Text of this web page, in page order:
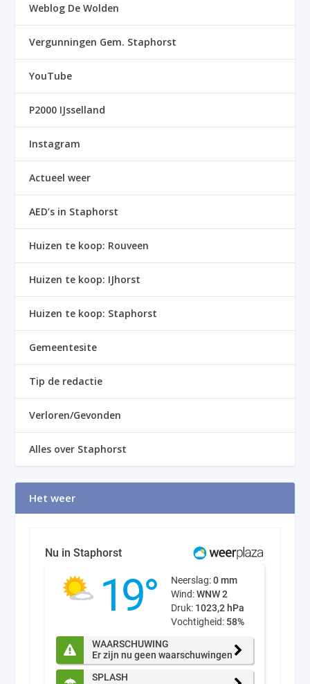
Weblog De Wolden
Vergunningen Gem. Staphorst
YouTube
P2000 IJsselland
Instagram
Actueel weer
AED’s in Staphorst
Huizen te koop: Rouveen
Huizen te koop: IJhorst
Huizen te koop: Staphorst
Gemeentesite
Tip de redactie
Verloren/Gevonden
Alles over Staphorst
Het weer